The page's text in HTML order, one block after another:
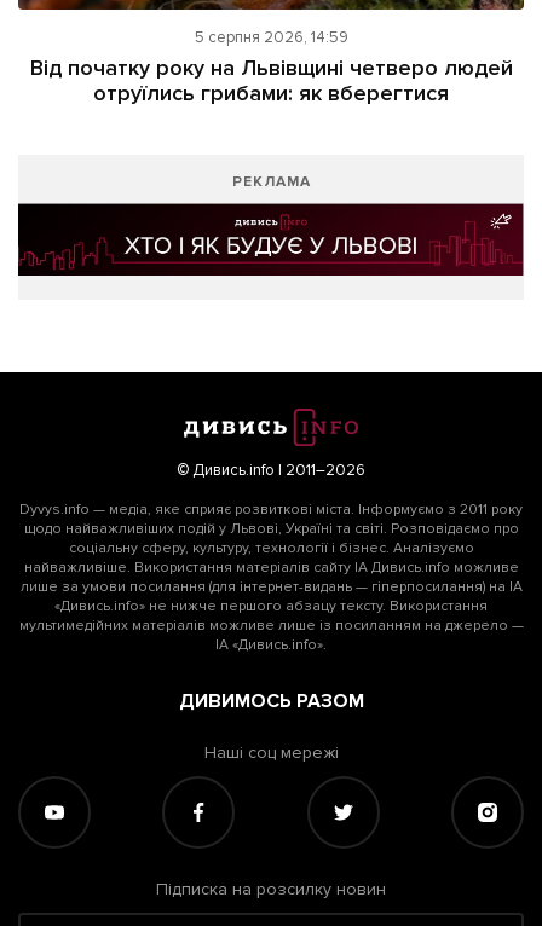
5 серпня 2026, 14:59
Від початку року на Львівщині четверо людей
отруїлись грибами: як вберегтися
РЕКЛАМА
© Дивись.info | 2011–2026
Dyvys.info — медіа, яке сприяє розвиткові міста. Інформуємо з 2011 року
щодо найважливіших подій у Львові, Україні та світі. Розповідаємо про
соціальну сферу, культуру, технології і бізнес. Аналізуємо
найважливіше. Використання матеріалів сайту ІА Дивись.info можливе
лише за умови посилання (для інтернет-видань — гіперпосилання) на ІА
«Дивись.info» не нижче першого абзацу тексту. Використання
мультимедійних матеріалів можливе лише із посиланням на джерело —
ІА «Дивись.info».
ДИВИМОСЬ РАЗОМ
Наші соц мережі
Підписка на розсилку новин